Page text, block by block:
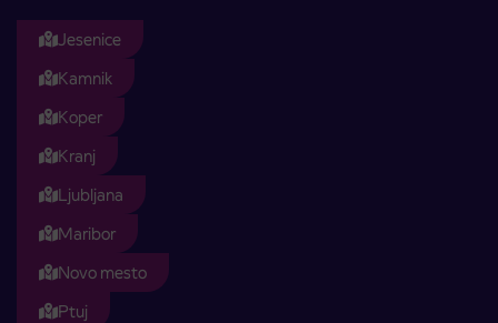
Jesenice
Kamnik
Koper
Kranj
Ljubljana
Maribor
Novo mesto
Ptuj